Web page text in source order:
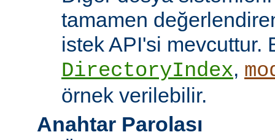
tamamen
istek API'si mevcuttur.
DirectoryIndex,
örnek verilebilir.
Anahtar Parolası